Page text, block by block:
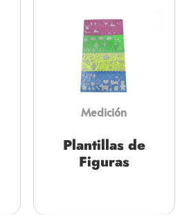
Medición
Plantillas de
Figuras